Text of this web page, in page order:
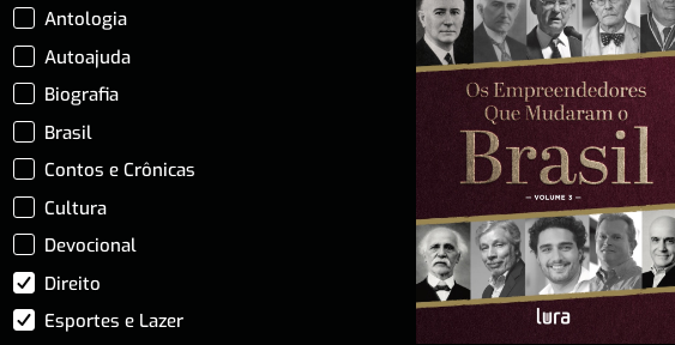
Antologia
Autoajuda
Biografia
Brasil
Contos e Crônicas
Cultura
Devocional
Direito
Esportes e Lazer